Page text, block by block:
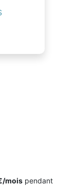
moispendant